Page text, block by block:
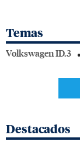
Temas
Volkswagen ID.3
Destacados